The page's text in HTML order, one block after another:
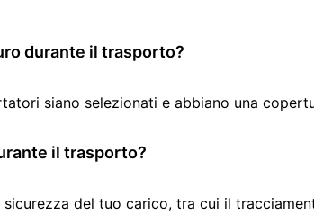
durante il trasporto?
siano selezionati e abbiano una
il trasporto?
del tuo carico, tra cui il